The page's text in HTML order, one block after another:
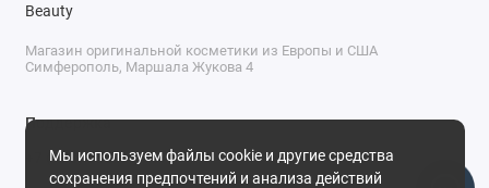
Мы используем файлы cookie и другие средства
сохранения предпочтений и анализа действий
Beauty
Магазин оригинальной косметики из Европы и США
Симферополь, Маршала Жукова 4
Поддержка
+7 (978) 586-46-46